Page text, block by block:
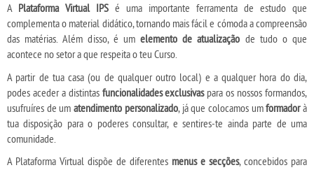
A Plataforma Virtual IPS é uma importante ferramenta de estudo que
complementa o material didático, tornando mais fácil e cómoda a compreensão
das matérias. Além disso, é um elemento de atualização de tudo o que
acontece no setor a que respeita o teu Curso.
A partir de tua casa (ou de qualquer outro local) e a qualquer hora do dia,
podes aceder a distintas funcionalidades exclusivaspara os nossos formandos,
usufruíres de umatendimento personalizado, já que colocamos umformadorà
tua disposição para o poderes consultar, e sentires-te ainda parte de uma
comunidade.
A Plataforma Virtual dispõe de diferentes menus e secções, concebidos para